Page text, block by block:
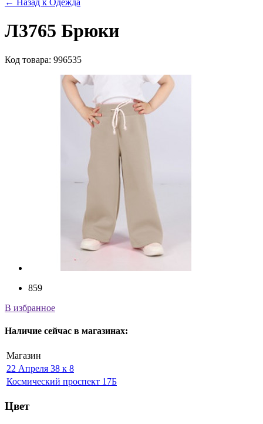
← Назад к Одежда
Л3765 Брюки
Код товара: 996535
859
В избранное
Наличие сейчас в магазинах:
Магазин
22 Апреля 38 к 8
Космический проспект 17Б
Цвет